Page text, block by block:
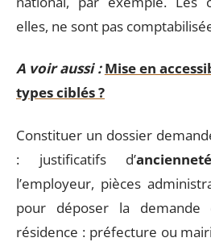
elles, ne sont pas
A voir aussi : Mise en
types ciblés ?
Constituer un dossier
: justificatifs d’ancienneté
l’employeur, pièces
pour déposer la
résidence : préfecture ou